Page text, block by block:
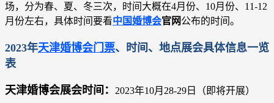
场，分为春、夏、冬三次，时间大概在4月份、10月份、11-12
月份左右，具体时间要看中国婚博会官网公布的时间。
2023年天津婚博会门票、时间、地点展会具体信息一览
表
天津婚博会展会时间： 2023年10月28-29日（即将开展）